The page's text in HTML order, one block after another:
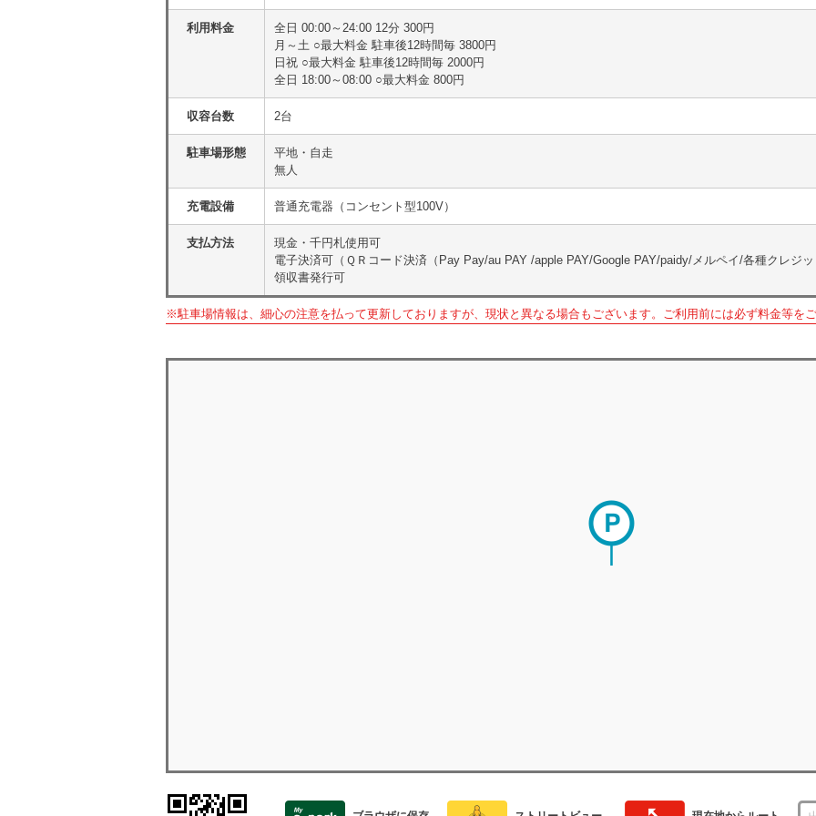
利用料金
全日 00:00～24:00 12分 300円
月～土 ○最大料金 駐車後12時間毎 3800円
日祝 ○最大料金 駐車後12時間毎 2000円
全日 18:00～08:00 ○最大料金 800円
収容台数 2台
駐車場形態
平地・自走
無人
充電設備 普通充電器（コンセント型100V）
支払方法
現金・千円札使用可
電子決済可（ＱＲコード決済（Pay Pay/au PAY /apple PAY/Google PAY/paidy/メルペイ/各種クレジッ
領収書発行可
※駐車場情報は、細心の注意を払って更新しておりますが、現状と異なる場合もございます。ご利用前には必ず料金等をご